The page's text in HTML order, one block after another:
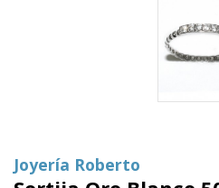
Joyería Roberto